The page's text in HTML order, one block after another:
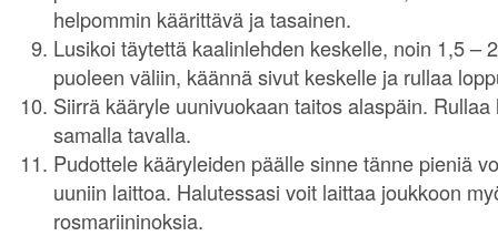
helpommin käärittävä ja tasainen.
Lusikoi täytettä kaalinlehden keskelle, noin 1,5 –
puoleen väliin, käännä sivut keskelle ja rullaa
Siirrä kääryle uunivuokaan taitos alaspäin.
samalla tavalla.
Pudottele kääryleiden päälle sinne tänne pieniä
uuniin laittoa. Halutessasi voit laittaa joukkoon
rosmariininoksia.